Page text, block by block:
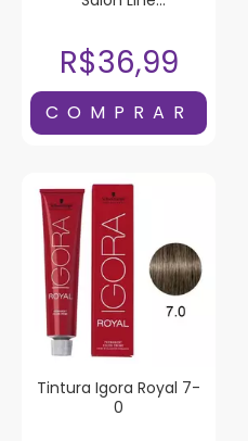
R$36,99
Tintura Igora Royal 7-
0